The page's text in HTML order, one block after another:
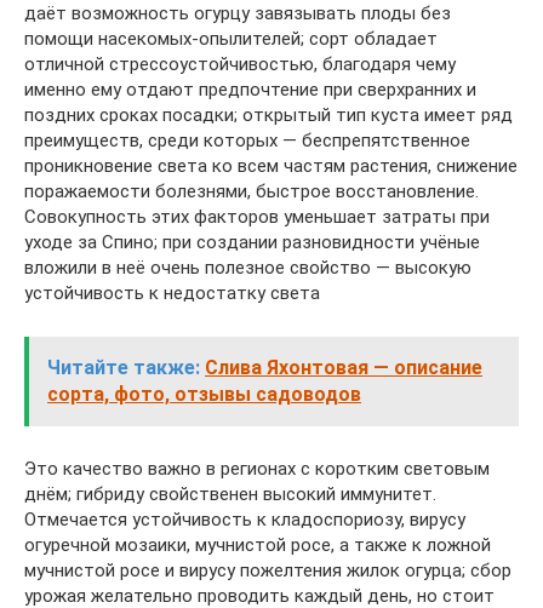
даёт возможность огурцу завязывать плоды без
помощи насекомых-опылителей; сорт обладает
отличной стрессоустойчивостью, благодаря чему
именно ему отдают предпочтение при сверхранних и
поздних сроках посадки; открытый тип куста имеет ряд
преимуществ, среди которых — беспрепятственное
проникновение света ко всем частям растения, снижение
поражаемости болезнями, быстрое восстановление.
Совокупность этих факторов уменьшает затраты при
уходе за Спино; при создании разновидности учёные
вложили в неё очень полезное свойство — высокую
устойчивость к недостатку света
Читайте также: Слива Яхонтовая — описание
сорта, фото, отзывы садоводов
Это качество важно в регионах с коротким световым
днём; гибриду свойственен высокий иммунитет.
Отмечается устойчивость к кладоспориозу, вирусу
огуречной мозаики, мучнистой росе, а также к ложной
мучнистой росе и вирусу пожелтения жилок огурца; сбор
урожая желательно проводить каждый день, но стоит